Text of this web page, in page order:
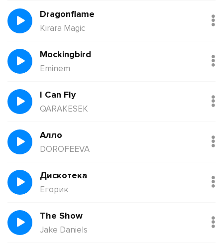
Dragonflame
Kirara Magic
Mockingbird
Eminem
I Can Fly
QARAKESEK
Алло
DOROFEEVA
Дискотека
Егорик
The Show
Jake Daniels